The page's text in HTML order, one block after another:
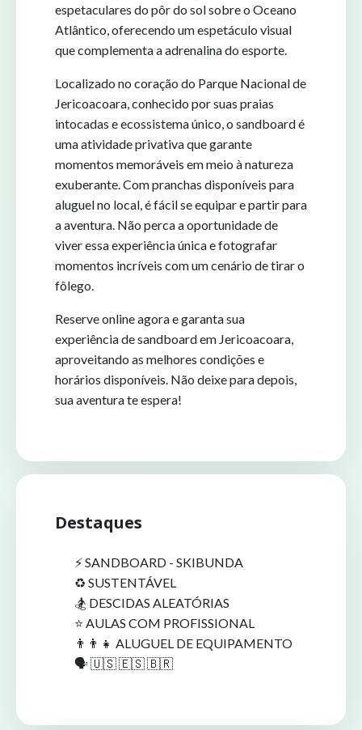
espetaculares do pôr do sol sobre o Oceano
Atlântico, oferecendo um espetáculo visual
que complementa a adrenalina do esporte.
Localizado no coração do Parque Nacional de
Jericoacoara, conhecido por suas praias
intocadas e ecossistema único, o sandboard é
uma atividade privativa que garante
momentos memoráveis em meio à natureza
exuberante. Com pranchas disponíveis para
aluguel no local, é fácil se equipar e partir para
a aventura. Não perca a oportunidade de
viver essa experiência única e fotografar
momentos incríveis com um cenário de tirar o
fôlego.
Reserve online agora e garanta sua
experiência de sandboard em Jericoacoara,
aproveitando as melhores condições e
horários disponíveis. Não deixe para depois,
sua aventura te espera!
Destaques
⚡️ SANDBOARD - SKIBUNDA
♻️ SUSTENTÁVEL
🏂 DESCIDAS ALEATÓRIAS
⭐️ AULAS COM PROFISSIONAL
👨‍👨‍👧 ALUGUEL DE EQUIPAMENTO
🗣️ 🇺🇸 🇪🇸 🇧🇷